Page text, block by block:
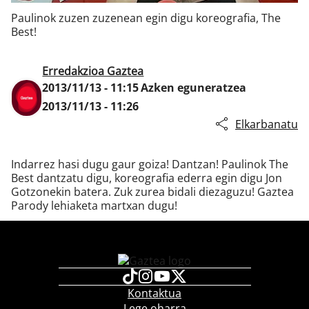
Paulinok zuzen zuzenean egin digu koreografia, The
Best!
Erredakzioa Gaztea
2013/11/13 - 11:15Azken eguneratzea
2013/11/13 - 11:26
Elkarbanatu
Indarrez hasi dugu gaur goiza! Dantzan! Paulinok The
Best dantzatu digu, koreografia ederra egin digu Jon
Gotzonekin batera. Zuk zurea bidali diezaguzu! Gaztea
Parody lehiaketa martxan dugu!
Kontaktua